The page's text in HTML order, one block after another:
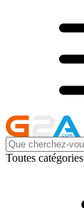
Toutes catégories